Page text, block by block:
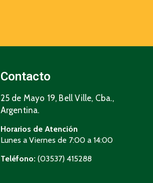
Contacto
25 de Mayo 19, Bell Ville, Cba.,
Argentina.
Horarios de Atención
Lunes a Viernes de 7:00 a 14:00
Teléfono: (03537) 415288